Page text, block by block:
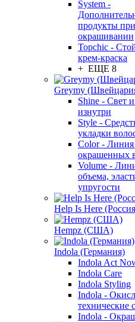
System -
продукты при
окрашивании
Topchic -
крем-краска
+ ЕЩЕ 8
Greymy
Shine - Свет
изнутри
Style -
укладки
Color - Линия
окрашенных
Volume -
объема,
упругости
Help Is Here
Hempz (США)
Indola (Германия)
Indola Act
Indola Care
Indola Styling
Indola -
технические
Indola -